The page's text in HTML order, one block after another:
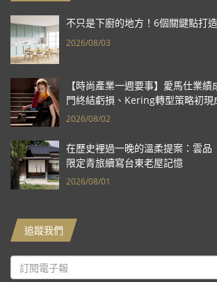
不只是下廚的地方！6個關鍵點打
2026/08/03
【時尚產業一週要事】愛馬仕業
門終結虧損、Kering轉型策略初
報亮眼
2026/08/02
在歷史裡過一晚的溫柔提案：雲品
限定青旅續寫台東老屋記憶
2026/08/01
追蹤我們